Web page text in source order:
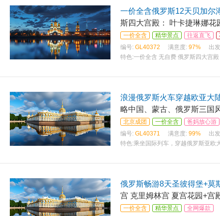
一价全含俄罗斯12天贝加尔
斯四大宫殿： 叶卡捷琳娜花
一价全含 精华景点 往返直飞
编号: GL40372 满意度: 97%
出
特色:一价全含 无自费 俄罗斯四大宫
浪漫俄罗斯火车穿越欧亚大
略中国、蒙古、俄罗斯三国
北京成团 一价全含
爸妈放心游
编号: GL40371 满意度: 99%
出
特色:乘坐国际列车，穿越俄罗斯亚欧
俄罗斯畅游8天圣彼得堡+莫
宫 克里姆林宫 夏宫花园+宫
一价全含 精华景点
全网爆款